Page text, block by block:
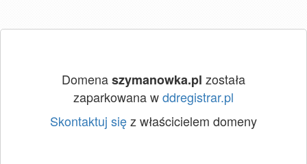
Domenaszymanowka.pl została
zaparkowana wddregistrar.pl
Skontaktuj sięz właścicielem domeny